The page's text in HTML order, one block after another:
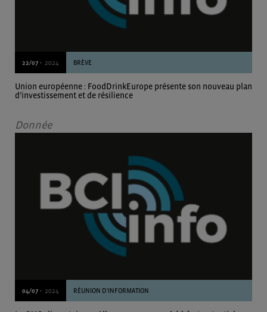
22/07 - 2024 BRÈVE
Union européenne : FoodDrinkEurope présente son nouveau plan
d’investissement et de résilience
Donnée
04/07 - 2024 RÉUNION D'INFORMATION